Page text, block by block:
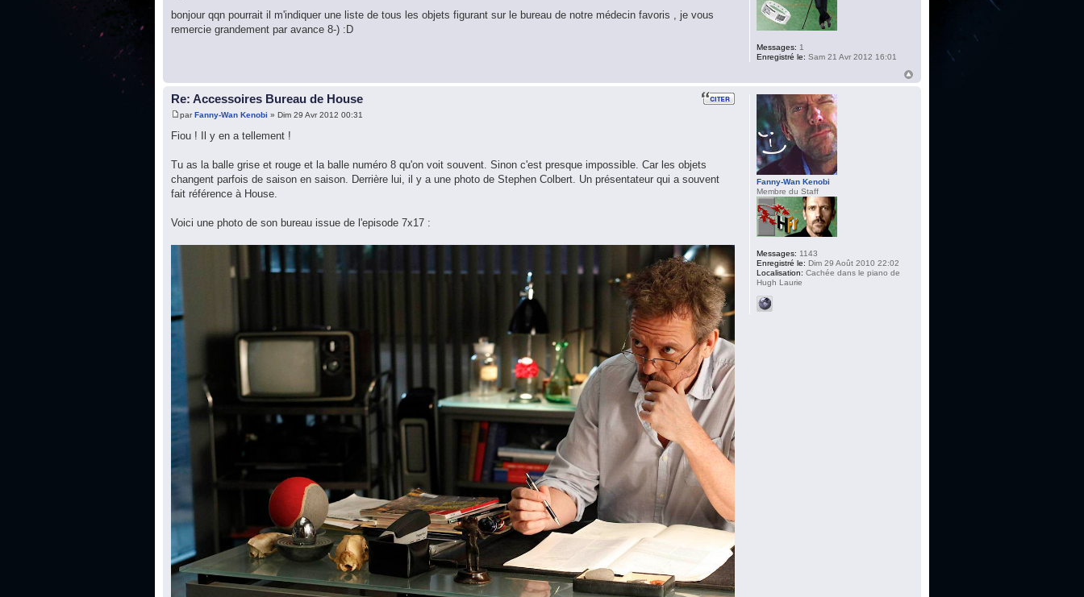
bonjour qqn pourrait il m'indiquer une liste de tous les objets figurant sur le bureau de notre médecin favoris , je vous
remercie grandement par avance 8-) :D
Messages: 1
Enregistré le: Sam 21 Avr 2012 16:01
Re: Accessoires Bureau de House
parFanny-Wan Kenobi » Dim 29 Avr 2012 00:31
Fiou ! Il y en a tellement !
Tu as la balle grise et rouge et la balle numéro 8 qu'on voit souvent. Sinon c'est presque impossible. Car les objets
changent parfois de saison en saison. Derrière lui, il y a une photo de Stephen Colbert. Un présentateur qui a souvent
fait référence à House.
Voici une photo de son bureau issue de l'episode 7x17 :
Fanny-Wan Kenobi
Membre du Staff
Messages: 1143
Enregistré le: Dim 29 Août 2010 22:02
Localisation: Cachée dans le piano de
Hugh Laurie